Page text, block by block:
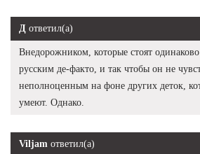
Д ответил(а)
Внедорожником, которые стоят одинаково
русским де-факто, и так чтобы он не
неполноценным на фоне других деток,
умеют. Однако.
Viljam ответил(а)